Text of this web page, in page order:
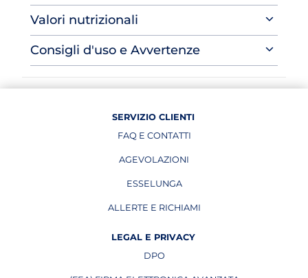
Valori nutrizionali
Consigli d'uso e Avvertenze
SERVIZIO CLIENTI
FAQ E CONTATTI
AGEVOLAZIONI
ESSELUNGA
APRE IN UNA NUOVA PAGINA
ALLERTE E RICHIAMI
APRE IN UNA NUOVA PAGINA
LEGAL E PRIVACY
DPO
APRE IN UNA NUOVA PAGINA